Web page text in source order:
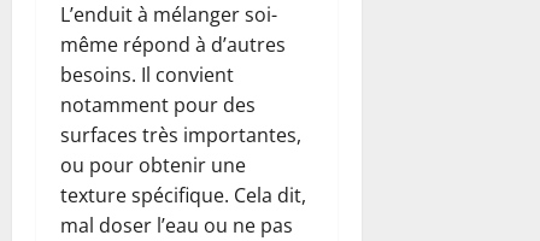
L’enduit à mélanger soi-
même répond à d’autres
besoins. Il convient
notamment pour des
surfaces très importantes,
ou pour obtenir une
texture spécifique. Cela dit,
mal doser l’eau ou ne pas